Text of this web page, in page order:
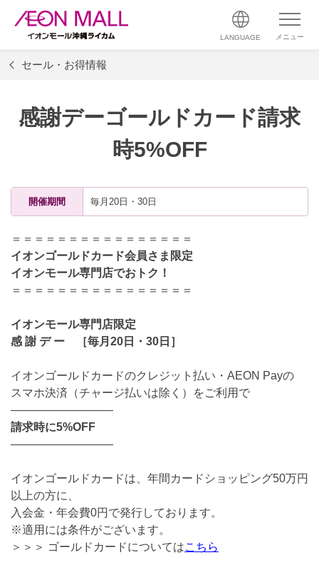
LANGUAGE メニュー
セール・お得情報
感謝デーゴールドカード請求
時5%OFF
開催期間 毎月20日・30日
＝＝＝＝＝＝＝＝＝＝＝＝＝＝＝＝
イオンゴールドカード会員さま限定
イオンモール専門店でおトク！
＝＝＝＝＝＝＝＝＝＝＝＝＝＝＝＝
イオンモール専門店限定
感 謝 デ ー ［毎月20日・30日］
イオンゴールドカードのクレジット払い・AEON Payの
スマホ決済（チャージ払いは除く）をご利用で
―――――――――
請求時に5%OFF
―――――――――
イオンゴールドカードは、年間カードショッピング50万円
以上の方に、
入会金・年会費0円で発行しております。
※適用には条件がございます。
＞＞＞ ゴールドカードについてはこちら